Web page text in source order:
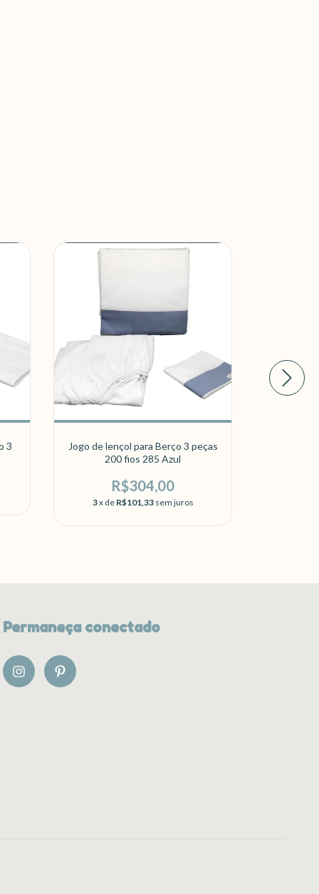
3
Jogo de lençol para Berço 3 peças
200 fios 285 Azul
R$304,00
3x de R$101,33 sem juros
Permaneça conectado